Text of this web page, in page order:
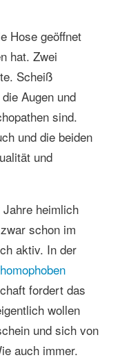
Hose geöffnet
hat. Zwei
Scheiß
Augen und
sind.
und die beiden
und
heimlich
schon im
aktiv. In der
homophoben
fordert das
wollen
und sich von
auch immer.